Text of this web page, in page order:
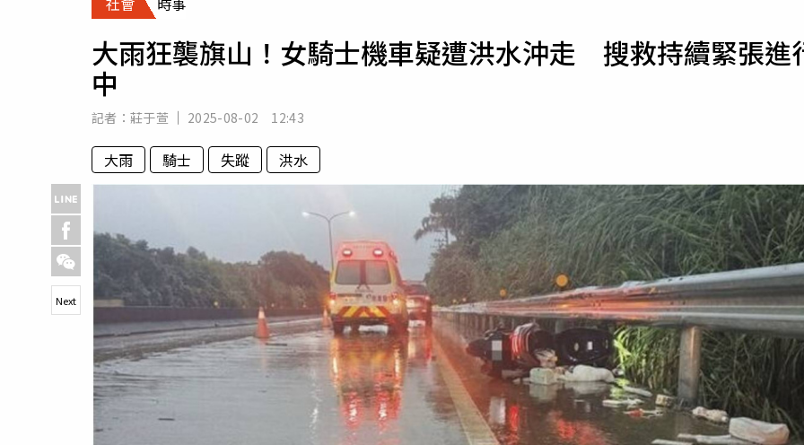
專欄
運勢
大雨狂襲旗山！女騎士機車疑遭洪水沖走 搜救持續緊張進
中
記者： 莊于萱 2025-08-02 12:43
大雨 騎士 失蹤 洪水
Next